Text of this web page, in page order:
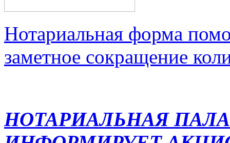
Нотариальная форма
заметное сокращение
НОТАРИАЛЬНАЯ